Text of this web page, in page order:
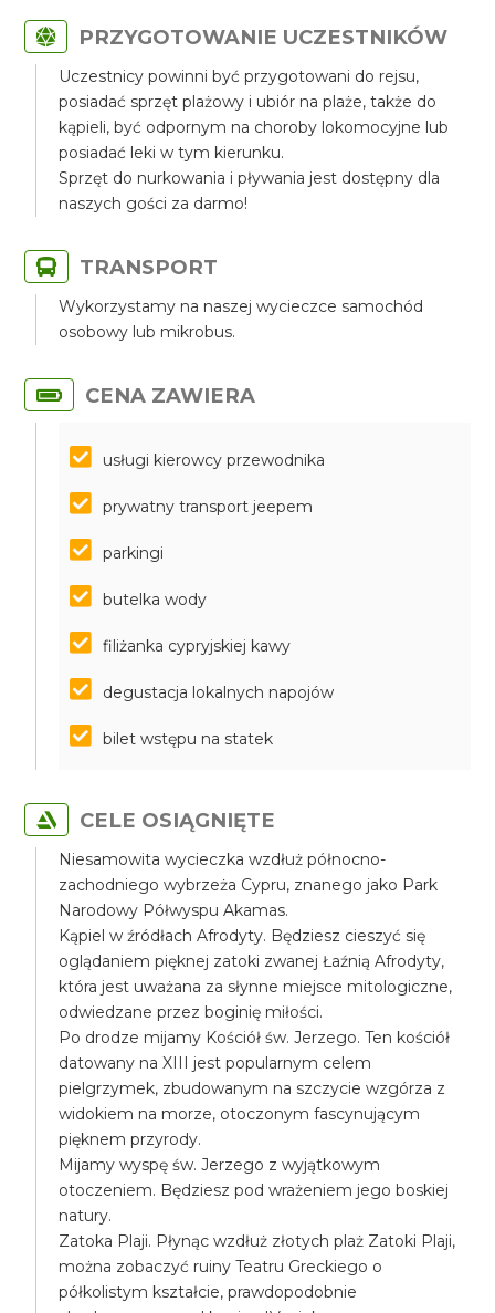
PRZYGOTOWANIE UCZESTNIKÓW
Uczestnicy powinni być przygotowani do rejsu,
posiadać sprzęt plażowy i ubiór na plaże, także do
kąpieli, być odpornym na choroby lokomocyjne lub
posiadać leki w tym kierunku.
Sprzęt do nurkowania i pływania jest dostępny dla
naszych gości za darmo!
TRANSPORT
Wykorzystamy na naszej wycieczce samochód
osobowy lub mikrobus.
CENA ZAWIERA
usługi kierowcy przewodnika
prywatny transport jeepem
parkingi
butelka wody
filiżanka cypryjskiej kawy
degustacja lokalnych napojów
bilet wstępu na statek
CELE OSIĄGNIĘTE
Niesamowita wycieczka wzdłuż północno-
zachodniego wybrzeża Cypru, znanego jako Park
Narodowy Półwyspu Akamas.
Kąpiel w źródłach Afrodyty. Będziesz cieszyć się
oglądaniem pięknej zatoki zwanej Łaźnią Afrodyty,
która jest uważana za słynne miejsce mitologiczne,
odwiedzane przez boginię miłości.
Po drodze mijamy Kościół św. Jerzego. Ten kościół
datowany na XIII jest popularnym celem
pielgrzymek, zbudowanym na szczycie wzgórza z
widokiem na morze, otoczonym fascynującym
pięknem przyrody.
Mijamy wyspę św. Jerzego z wyjątkowym
otoczeniem. Będziesz pod wrażeniem jego boskiej
natury.
Zatoka Plaji. Płynąc wzdłuż złotych plaż Zatoki Plaji,
można zobaczyć ruiny Teatru Greckiego o
półkolistym kształcie, prawdopodobnie